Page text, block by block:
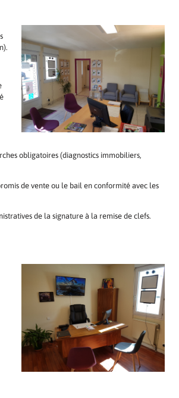
obligatoires (diagnostics immobiliers,
de vente ou le bail en conformité avec les
de la signature à la remise de clefs.